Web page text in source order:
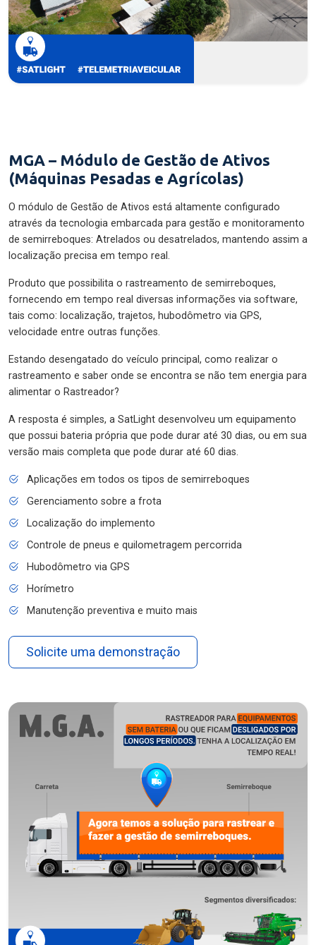
MGA – Módulo de Gestão de Ativos
(Máquinas Pesadas e Agrícolas)
O módulo de Gestão de Ativos está altamente configurado
através da tecnologia embarcada para gestão e monitoramento
de semirreboques: Atrelados ou desatrelados, mantendo assim a
localização precisa em tempo real.
Produto que possibilita o rastreamento de semirreboques,
fornecendo em tempo real diversas informações via software,
tais como: localização, trajetos, hubodômetro via GPS,
velocidade entre outras funções.
Estando desengatado do veículo principal, como realizar o
rastreamento e saber onde se encontra se não tem energia para
alimentar o Rastreador?
A resposta é simples, a SatLight desenvolveu um equipamento
que possui bateria própria que pode durar até 30 dias, ou em sua
versão mais completa que pode durar até 60 dias.
Aplicações em todos os tipos de semirreboques
Gerenciamento sobre a frota
Localização do implemento
Controle de pneus e quilometragem percorrida
Hubodômetro via GPS
Horímetro
Manutenção preventiva e muito mais
Solicite uma demonstração